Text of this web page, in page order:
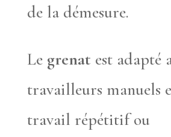
de la démesure.
Le grenat est adapté
travailleurs manuels
travail répétitif ou